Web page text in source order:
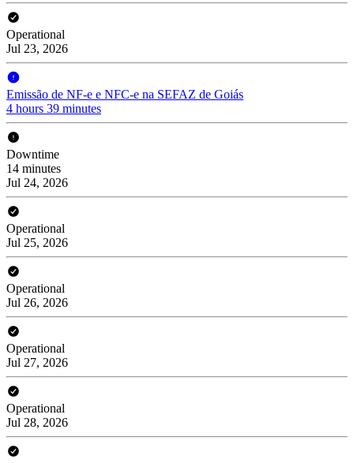
Operational
Jul 23, 2026
Emissão de NF-e e NFC-e na SEFAZ de Goiás
4 hours 39 minutes
Downtime
14 minutes
Jul 24, 2026
Operational
Jul 25, 2026
Operational
Jul 26, 2026
Operational
Jul 27, 2026
Operational
Jul 28, 2026